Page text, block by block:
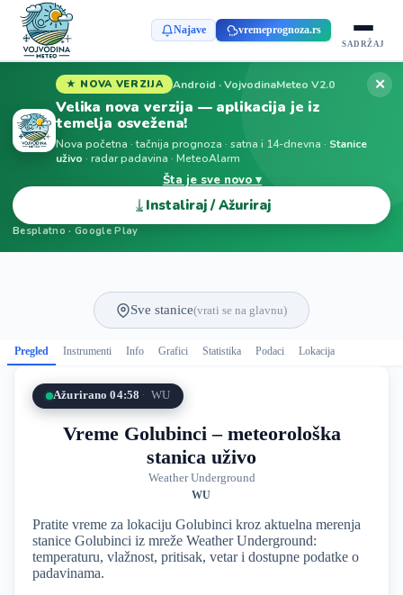
Najave vremeprognoza.rs
SADRŽAJ
★ NOVA VERZIJA Android · VojvodinaMeteo V2.0
Velika nova verzija — aplikacija je iz
temelja osvežena!
Nova početna · tačnija prognoza · satna i 14-dnevna · Stanice
uživo · radar padavina · MeteoAlarm
Šta je sve novo ▾
⤓ Instaliraj / Ažuriraj
Besplatno · Google Play
✕
Sve stanice(vrati se na glavnu)
Pregled Instrumenti Info Grafici Statistika Podaci Lokacija
Ažurirano 04:58 WU
Vreme Golubinci – meteorološka
stanica uživo
Weather Underground
WU
Pratite vreme za lokaciju Golubinci kroz aktuelna merenja
stanice Golubinci iz mreže Weather Underground:
temperaturu, vlažnost, pritisak, vetar i dostupne podatke o
padavinama.